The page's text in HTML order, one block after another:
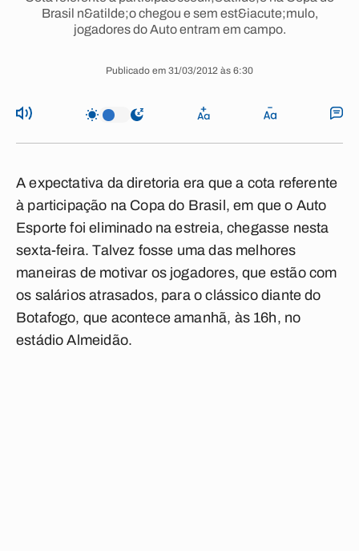
Brasil n&atilde;o chegou e sem est&iacute;mulo,
jogadores do Auto entram em campo.
Publicado em 31/03/2012 às 6:30
A expectativa da diretoria era que a cota referente
à participação na Copa do Brasil, em que o Auto
Esporte foi eliminado na estreia, chegasse nesta
sexta-feira. Talvez fosse uma das melhores
maneiras de motivar os jogadores, que estão com
os salários atrasados, para o clássico diante do
Botafogo, que acontece amanhã, às 16h, no
estádio Almeidão.